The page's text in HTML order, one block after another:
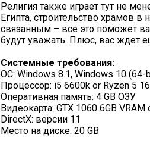
Религия также играет тут не
Египта, строительство храмов
связанным – все это поможет
будут уважать. Плюс, вас ждет
Системные требования:
ОС: Windows 8.1, Windows 10 (64-
Процессор: i5 6600k or Ryzen 5
Оперативная память: 4 GB ОЗУ
Видеокарта: GTX 1060 6GB VRAM
DirectX: версии 11
Место на диске: 20 GB